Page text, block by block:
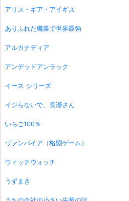
アリス・ギア・アイギス
ありふれた職業で世界最強
アルカナディア
アンデッドアンラック
イース シリーズ
イジらないで、長瀞さん
いちご100％
ヴァンパイア（格闘ゲーム）
ウィッチウォッチ
うずまき